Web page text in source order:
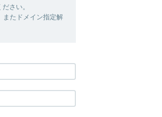
さい。
またドメイン指定解